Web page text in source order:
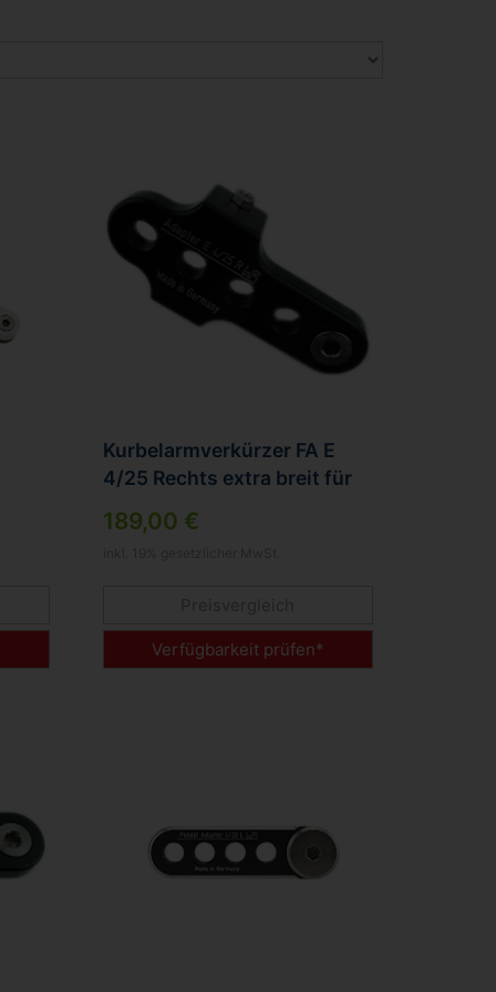
Kurbelarmverkürzer FA E
4/25 Rechts extra breit für
189,00 €
Verfügbarkeit prüfen*